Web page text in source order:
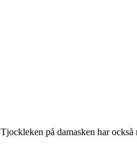
på damasken har